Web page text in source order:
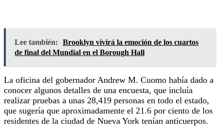
Lee también:
Brooklyn vivirá la emoción de los cuartos
de final del Mundial en el Borough Hall
La oficina del gobernador Andrew M. Cuomo había dado a
conocer algunos detalles de una encuesta, que incluía
realizar pruebas a unas 28,419 personas en todo el estado,
que sugería que aproximadamente el 21.6 por ciento de los
residentes de la ciudad de Nueva York tenían anticuerpos.